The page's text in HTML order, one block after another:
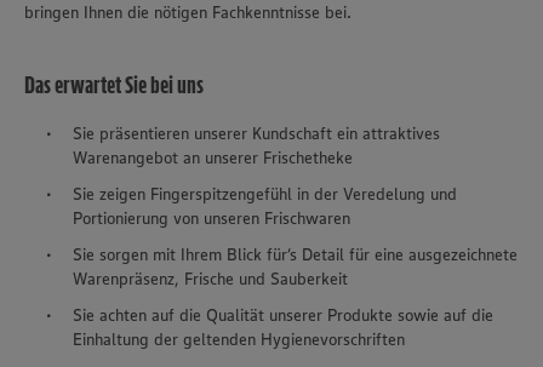
bringen Ihnen die nötigen Fachkenntnisse bei.
Das erwartet Sie bei uns
Sie präsentieren unserer Kundschaft ein attraktives
Warenangebot an unserer Frischetheke
Sie zeigen Fingerspitzengefühl in der Veredelung und
Portionierung von unseren Frischwaren
Sie sorgen mit Ihrem Blick für‘s Detail für eine ausgezeichnete
Warenpräsenz, Frische und Sauberkeit
Sie achten auf die Qualität unserer Produkte sowie auf die
Einhaltung der geltenden Hygienevorschriften